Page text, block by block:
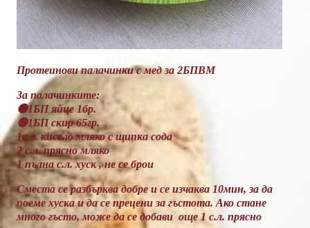
Протеинови палачинки с мед за 2БПВМ
За палачинките:
🟠1БП яйце 1бр.
🟢1БП скир 65гр.
1с.л. кисело мляко с щипка сода
2 с.л. прясно мляко
1 пълна с.л. хуск , не се брои
Сместа се разбърква добре и се изчаква 10мин, за да
поеме хуска и да се прецени за гъстота. Ако стане
много гъсто, може да се добави още 1 с.л. прясно